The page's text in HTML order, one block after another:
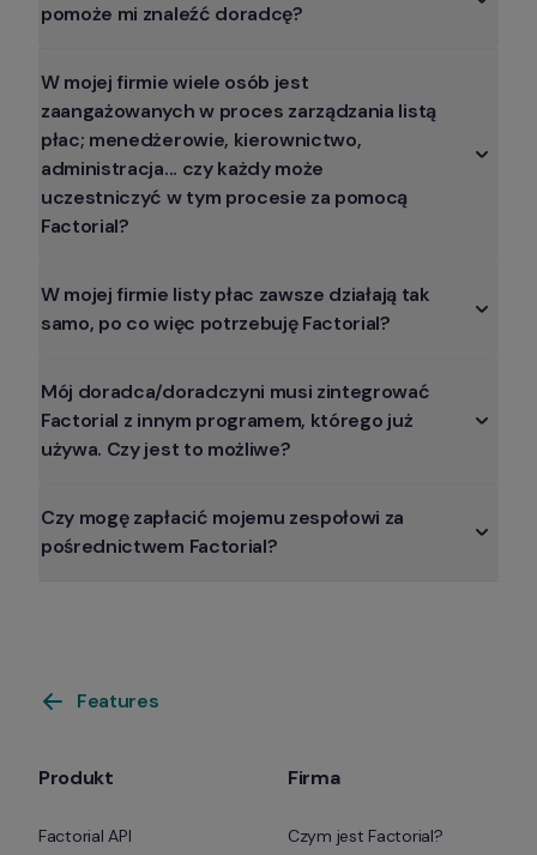
pomoże mi znaleźć doradcę?
W mojej firmie wiele osób jest
zaangażowanych w proces zarządzania listą
płac; menedżerowie, kierownictwo,
administracja... czy każdy może
uczestniczyć w tym procesie za pomocą
Factorial?
W mojej firmie listy płac zawsze działają tak
samo, po co więc potrzebuję Factorial?
Mój doradca/doradczyni musi zintegrować
Factorial z innym programem, którego już
używa. Czy jest to możliwe?
Czy mogę zapłacić mojemu zespołowi za
pośrednictwem Factorial?
Features
Produkt
Factorial API
Firma
Czym jest Factorial?